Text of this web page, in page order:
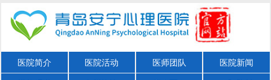
医院简介 医院活动 医师团队 医院新闻